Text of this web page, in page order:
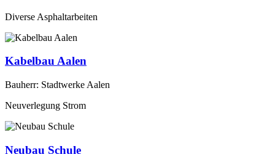
Diverse Asphaltarbeiten
Kabelbau Aalen
Bauherr: Stadtwerke Aalen
Neuverlegung Strom
Neubau Schule